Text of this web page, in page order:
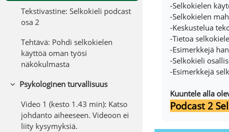
-Selkokielen
-Selkokielen
-Keskustelua
-Tietoa
-Esimerkkejä
-Selkokieli
-Esimerkkejä
Kuuntele alla
Podcast 2
Tekstivastine: Selkokieli podcast
osa 2
Tehtävä: Pohdi selkokielen
käyttöä oman työsi
näkökulmasta
Tiivistä
Psykologinen turvallisuus
Video 1 (kesto 1.43 min): Katso
johdanto aiheeseen. Videoon ei
liity kysymyksiä.